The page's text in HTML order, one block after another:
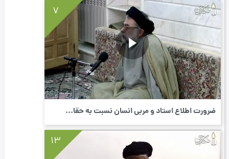
7
ضرورت اطلاع استاد و مربی انسان نسبت به حقا...
13